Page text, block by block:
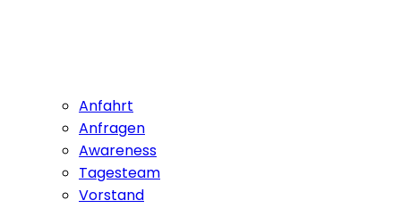
Anfahrt
Anfragen
Awareness
Tagesteam
Vorstand